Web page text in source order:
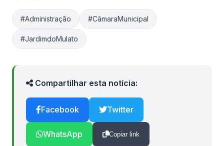
#Administração #CâmaraMunicipal
#JardimdoMulato
Compartilhar esta notícia:
Facebook Twitter
WhatsApp Copiar link